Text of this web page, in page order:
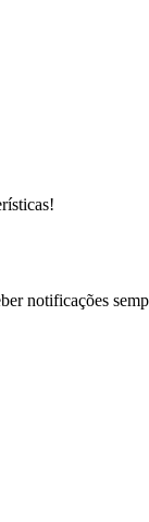
notificações